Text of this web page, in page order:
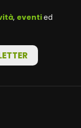
, eventied